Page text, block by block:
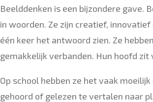
Beelddenken is een bijzondere gave.
in woorden. Ze zijn creatief,
één keer het antwoord zien. Ze
gemakkelijk verbanden. Hun hoofd
Op school hebben ze het vaak
gehoord of gelezen te vertalen naar